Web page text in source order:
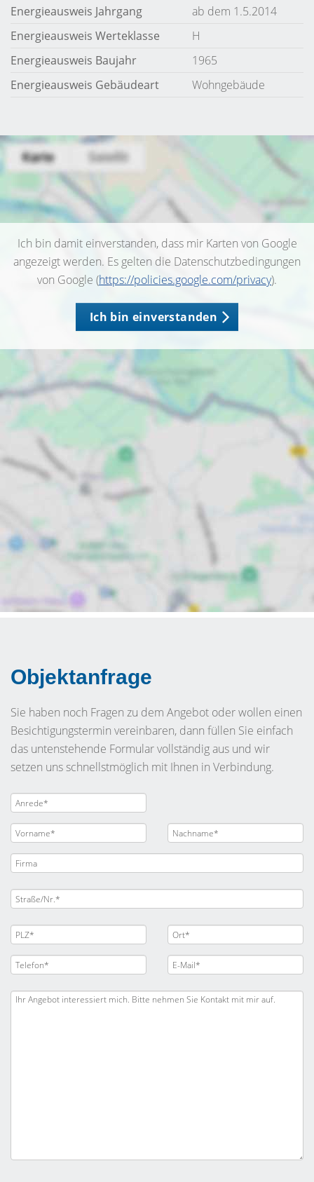
Energieausweis Jahrgang
ab dem 1.5.2014
Energieausweis Werteklasse
H
Energieausweis Baujahr
1965
Energieausweis Gebäudeart
Wohngebäude
Ich bin damit einverstanden, dass mir Karten von Google
angezeigt werden. Es gelten die Datenschutzbedingungen
von Google (https://policies.google.com/privacy).
Ich bin einverstanden
Objektanfrage
Sie haben noch Fragen zu dem Angebot oder wollen einen
Besichtigungstermin vereinbaren, dann füllen Sie einfach
das untenstehende Formular vollständig aus und wir
setzen uns schnellstmöglich mit Ihnen in Verbindung.